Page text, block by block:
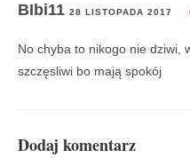
BIbi11 28 LISTOPADA 2017
No chyba to nikogo nie dziwi,
szczęsliwi bo mają spokój
Dodaj komentarz